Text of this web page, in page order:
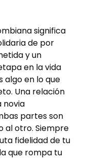
significa
de por
y un
en la vida
algo en lo que
Una relación
novia
partes son
al otro. Siempre
fidelidad de tu
que rompa tu